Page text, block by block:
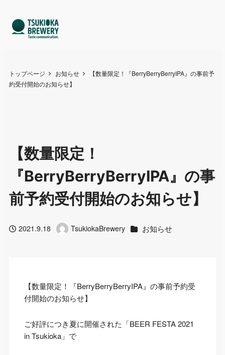
トップページ お知らせ
【数量限定！『BerryBerryBerryIPA』の事前予
約受付開始のお知らせ】
【数量限定！
『BerryBerryBerryIPA』の事
前予約受付開始のお知らせ】
投稿日2021.9.18 著
TsukiokaBrewery カテゴリー
お知らせ
【数量限定！『BerryBerryBerryIPA』の事前予約受
付開始のお知らせ】
ご好評につき夏に開催された「BEER FESTA 2021
in Tsukioka」で